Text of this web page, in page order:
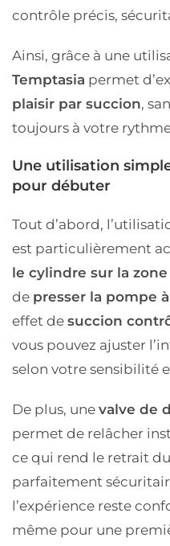
contrôle précis,
Ainsi, grâce à une
Temptasia permet
plaisir par succion,
toujours à votre
Une utilisation
pour débuter
Tout d’abord,
est particulièrement
le cylindre sur la
de presser la pompe
effet de succion
vous pouvez ajuster
selon votre sensibilité
De plus, une valve de
permet de relâcher
ce qui rend le retrait
parfaitement
l’expérience reste
même pour une